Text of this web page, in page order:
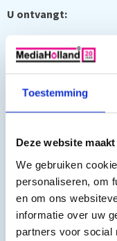
Toestemming
Deze website
We gebruiken
personaliseren, om
en om ons
informatie over uw
partners voor social
U ontvangt:
1 x 503XL Zwart 13,2
Epson Expression
Epson WorkForce
Epson WorkForce